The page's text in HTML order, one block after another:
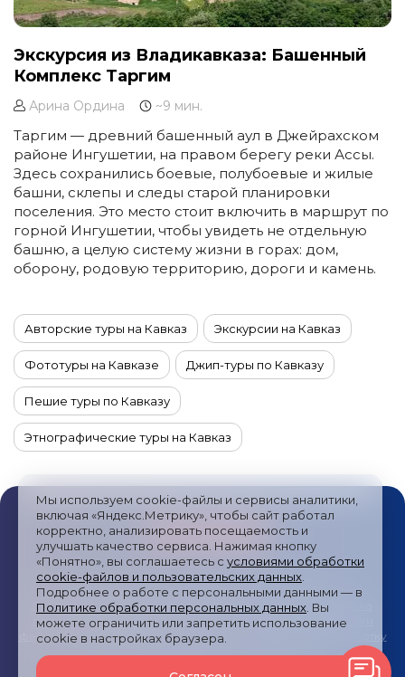
Мы используем cookie-файлы и сервисы аналитики,
включая «Яндекс.Метрику», чтобы сайт работал
корректно, анализировать посещаемость и
улучшать качество сервиса. Нажимая кнопку
«Понятно», вы соглашаетесь с условиями обработки
cookie-файлов и пользовательских данных
Подробнее о работе с персональными данными — в
Политике обработки персональных данных . Вы
можете ограничить или запретить использование
cookie в настройках браузера.
Экскурсия из Владикавказа: Башенный
Комплекс Таргим
Арина Ордина ~9 мин.
Таргим — древний башенный аул в Джейрахском
районе Ингушетии, на правом берегу реки Ассы.
Здесь сохранились боевые, полубоевые и жилые
башни, склепы и следы старой планировки
поселения. Это место стоит включить в маршрут по
горной Ингушетии, чтобы увидеть не отдельную
башню, а целую систему жизни в горах: дом,
оборону, родовую территорию, дороги и камень.
Авторские туры на Кавказ Экскурсии на Кавказ
Фототуры на Кавказе Джип-туры по Кавказу
Пешие туры по Кавказу
Этнографические туры на Кавказ
Туры на машинах по Кавказу
Гастрономические туры на Кавказ
Горные туры на Кавказе
Комбинированные туры на Кавказ
Экспедиции на Кавказ Новогодние туры на Кавказ
Туры на Кавказ на 14 дней Туры на Кавказ на 5 дней
Публичная оферта/Пользовательское соглашение
/
Политика обработки персональных данных /Согласие на
получение рекламных сообщений/ Политика обработки
файлов cookies и метрических систем
Согласие на обработку